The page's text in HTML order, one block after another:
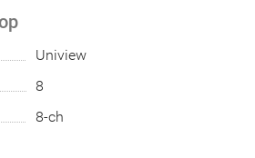
Uniview
8
8-ch